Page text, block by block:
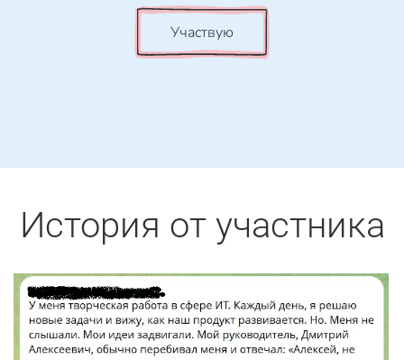
Участвую
История от участника